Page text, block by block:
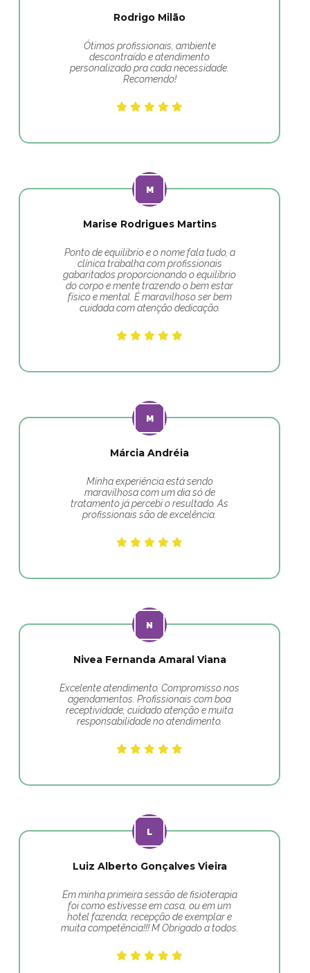
Rodrigo Milão
Ótimos profissionais, ambiente
descontraído e atendimento
personalizado pra cada necessidade.
Recomendo!
Marise Rodrigues Martins
Ponto de equilibrio e o nome fala tudo, a
clínica trabalha com profissionais
gabaritados proporcionando o equilíbrio
do corpo e mente trazendo o bem estar
físico e mental. É maravilhoso ser bem
cuidada com atenção dedicação.
Márcia Andréia
Minha experiência está sendo
maravilhosa com um dia só de
tratamento já percebi o resultado. As
profissionais são de excelência.
Nivea Fernanda Amaral Viana
Excelente atendimento. Compromisso nos
agendamentos. Profissionais com boa
receptividade, cuidado atenção e muita
responsabilidade no atendimento.
Luiz Alberto Gonçalves Vieira
Em minha primeira sessão de fisioterapia
foi como estivesse em casa, ou em um
hotel fazenda, recepção de exemplar e
muita competência!!! M Obrigado a todos.